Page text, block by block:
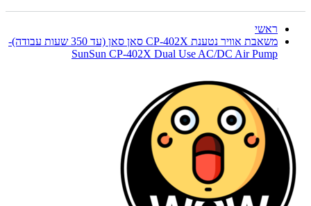
ראשי
משאבת אוויר נטענת CP-402X סאן סאן (עד 350 שעות עבודה)-
SunSun CP-402X Dual Use AC/DC Air Pump